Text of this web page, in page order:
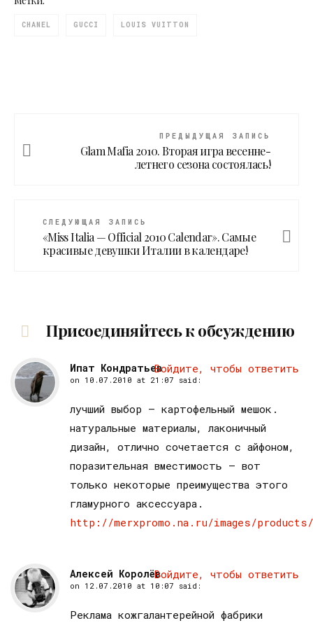
CHANEL GUCCI LOUIS VUITTON
ПРЕДЫДУЩАЯ ЗАПИСЬ
Glam Mafia 2010. Вторая игра весенне-
летнего сезона состоялась!
СЛЕДУЮЩАЯ ЗАПИСЬ
«Miss Italia — Official 2010 Calendar». Самые
красивые девушки Италии в календаре!
Присоединяйтесь к обсуждению
Ипат Кондратьев
on 10.07.2010 at 21:07 said:
лучший выбор — картофельный мешок.
натуральные материалы, лаконичный
дизайн, отлично сочетается с айфоном,
поразительная вместимость — вот
только некоторые преимущества этого
гламурного аксессуара.
http://merxpromo.na.ru/images/
Войдите, чтобы ответить
Алексей Королёв
on 12.07.2010 at 10:07 said:
Реклама кожгалантерейной фабрики
Войдите, чтобы ответить